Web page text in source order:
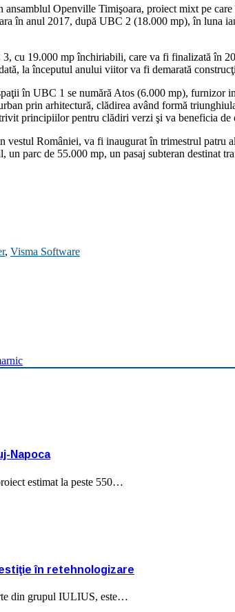
Openville Timişoara, proiect mixt pe
în anul 2017, după UBC 2 (18.000 mp), în luna
cu 19.000 mp închiriabili, care va fi finalizată în
la începutul anului viitor va fi demarată
în UBC 1 se numără Atos (6.000 mp),
prin arhitectură, clădirea având formă
principiilor pentru clădiri verzi şi va beneficia
României, va fi inaugurat în trimestrul patru
parc de 55.000 mp, un pasaj subteran destinat
, Visma Software
Napoca
estimat la peste 550…
în retehnologizare
din grupul IULIUS, este…